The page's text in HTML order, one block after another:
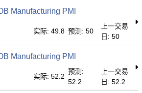
Manufacturing PMI
实际: 49.8 预测: 50
上一交易
日: 50
Manufacturing PMI
实际: 52.2
预测:
52.2
上一交易
日: 52.2